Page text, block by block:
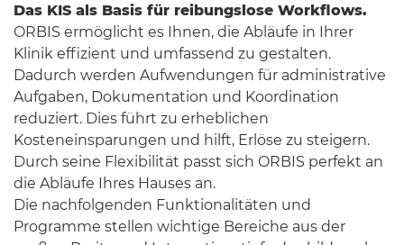
Das KIS als Basis für reibungslose Workflows.
ORBIS ermöglicht es Ihnen, die Abläufe in Ihrer
Klinik effizient und umfassend zu gestalten.
Dadurch werden Aufwendungen für administrative
Aufgaben, Dokumentation und Koordination
reduziert. Dies führt zu erheblichen
Kosteneinsparungen und hilft, Erlöse zu steigern.
Durch seine Flexibilität passt sich ORBIS perfekt an
die Abläufe Ihres Hauses an.
Die nachfolgenden Funktionalitäten und
Programme stellen wichtige Bereiche aus der